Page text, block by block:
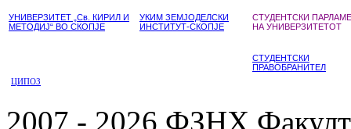
УНИВЕРЗИТЕТ „Св. КИРИЛ И
МЕТОДИЈ“ ВО СКОПЈЕ
УКИМ ЗЕМЈОДЕЛСКИ
ИНСТИТУТ-СКОПЈЕ
СТУДЕНТСКИ
НА УНИВЕРЗИТЕТОТ
СТУДЕНТСКИ
ПРАВОБРАНИТЕЛ
ЦИПОЗ
2007 - 2026 ФЗНХ